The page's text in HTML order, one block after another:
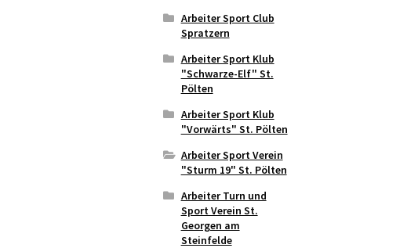
Arbeiter Sport Club
Spratzern
Arbeiter Sport Klub
"Schwarze-Elf" St.
Pölten
Arbeiter Sport Klub
"Vorwärts" St. Pölten
Arbeiter Sport Verein
"Sturm 19" St. Pölten
Arbeiter Turn und
Sport Verein St.
Georgen am
Steinfelde